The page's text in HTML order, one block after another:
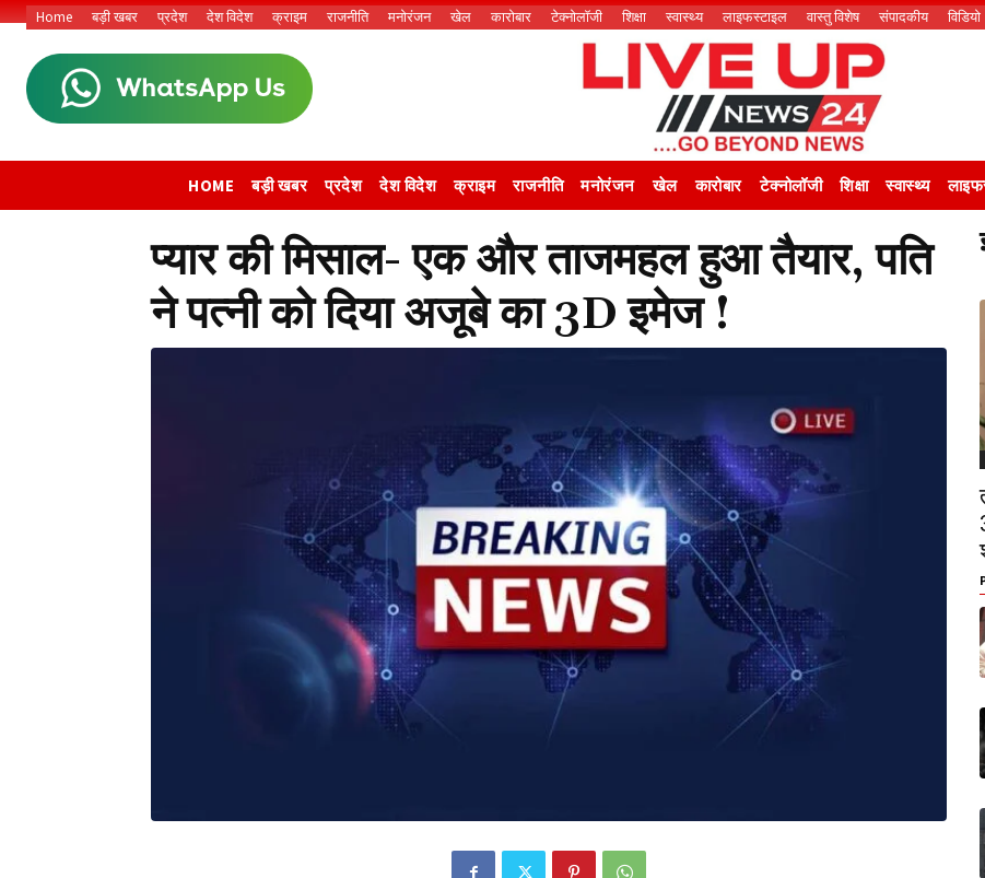
Home बड़ी खबर प्रदेश देश विदेश क्राइम राजनीति मनोरंजन खेल कारोबार टेक्नोलॉजी शिक्षा स्वास्थ्य लाइफस्टाइल वास्तु विशेष संपादकीय विडियो
HOME बड़ी खबर प्रदेश देश विदेश क्राइम राजनीति मनोरंजन खेल कारोबार टेक्नोलॉजी शिक्षा स्वास्थ्य
प्यार की मिसाल- एक और ताजमहल हुआ तैयार, पति
ने पत्नी को दिया अजूबे का 3D इमेज !